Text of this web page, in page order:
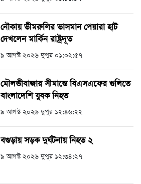
নৌকায় ভীমরুলির ভাসমান পেয়ারা হাট
দেখলেন মার্কিন রাষ্ট্রদূত
৯ আগস্ট ২০২৬ দুপুর ০১:০২:৫৭
মৌলভীবাজার সীমান্তে বিএসএফের গুলিতে
বাংলাদেশি যুবক নিহত
৯ আগস্ট ২০২৬ দুপুর ১২:৪৬:২২
বগুড়ায় সড়ক দুর্ঘটনায় নিহত ২
৯ আগস্ট ২০২৬ দুপুর ১২:৩৪:২৭